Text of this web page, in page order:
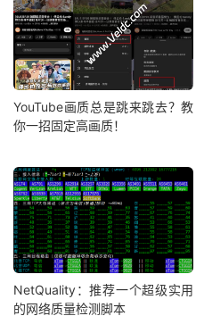
YouTube画质总是跳来跳去？教
你一招固定高画质！
NetQuality：推荐一个超级实用
的网络质量检测脚本